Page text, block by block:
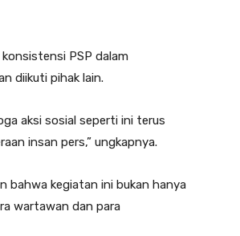
PSP dalam
diikuti pihak lain.
aksi sosial seperti ini terus
insan pers,” ungkapnya.
bahwa kegiatan ini bukan hanya
wartawan dan para